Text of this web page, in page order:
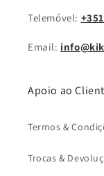
Telemóvel:
Email:
Apoio ao
Termos &
Trocas &